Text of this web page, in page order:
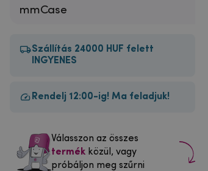
mmCase
Szállítás 24000 HUF felett
INGYENES
Rendelj 12:00-ig! Ma feladjuk!
Válasszon az összes
termék közül, vagy
próbáljon meg szűrni